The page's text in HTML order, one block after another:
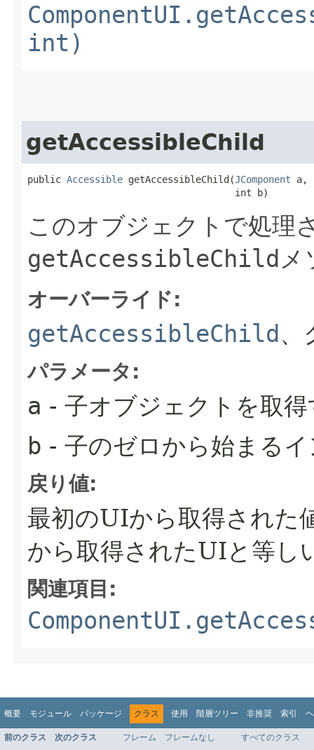
int)
getAccessibleChild
public Accessible getAccessibleChild​(JComponent a,
                                     int b)
このオブジェクトで処理
getAccessibleChildメ
オーバーライド:
getAccessibleChild、
パラメータ:
a - 子オブジェクトを取
b - 子のゼロから始まる
戻り値:
最初のUIから取得された
から取得されたUIと等し
関連項目:
概要 モジュール パッケージ クラス 使用 階層ツリー 非推奨 索引
前のクラス 次のクラス フレーム フレームなし
すべてのクラス